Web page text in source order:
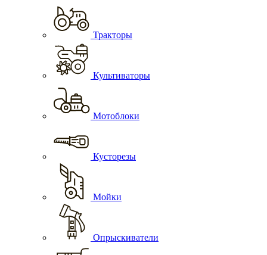
Тракторы
Культиваторы
Мотоблоки
Кусторезы
Мойки
Опрыскиватели